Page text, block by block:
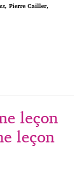
Pierre Cailler,
leçon
leçon